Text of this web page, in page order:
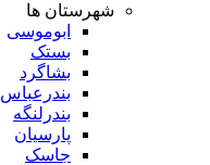
شهرستان ها
ابوموسی
بستک
بشاگرد
بندرعباس
بندرلنگه
پارسیان
جاسک